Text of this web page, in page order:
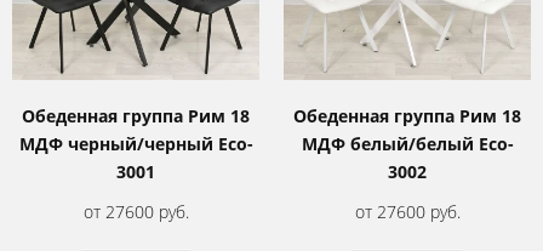
Обеденная группа Рим 18
МДФ черный/черный Eco-
3001
от 27600 руб.
Обеденная группа Рим 18
МДФ белый/белый Eco-
3002
от 27600 руб.